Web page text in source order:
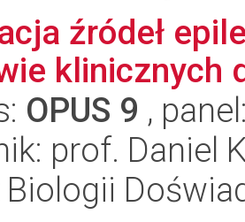
źródeł
klinicznych
OPUS 9 ,
prof. Daniel